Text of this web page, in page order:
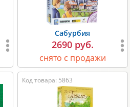
Сабурбия
2690 руб.
снято с продажи
Код товара: 5863